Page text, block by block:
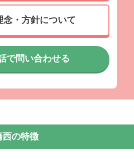
念・方針について
で問い合わせる
の特徴